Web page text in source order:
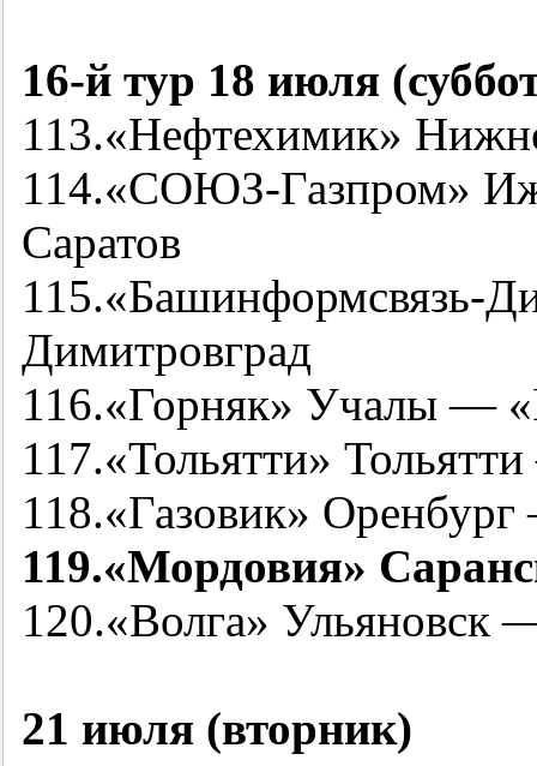
16-йтур 18 июля
113.«Нефтехимик»
114.«СОЮЗ-Газпром»
Саратов
115.«Башинформсвязь-
Димитровград
116.«Горняк» Учалы — «
117.«Тольятти»
118.«Газовик»
119.«Мордовия»
120.«Волга» Ульяновск
21 июля (вторник)